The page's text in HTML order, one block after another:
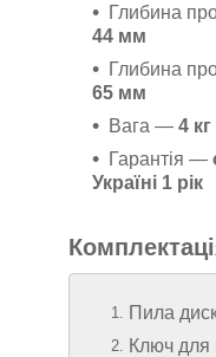
Глибина
44 мм
Глибина
65 мм
Вага — 4 кг
Гарантія —
Україні 1 рік
Пила
Ключ для